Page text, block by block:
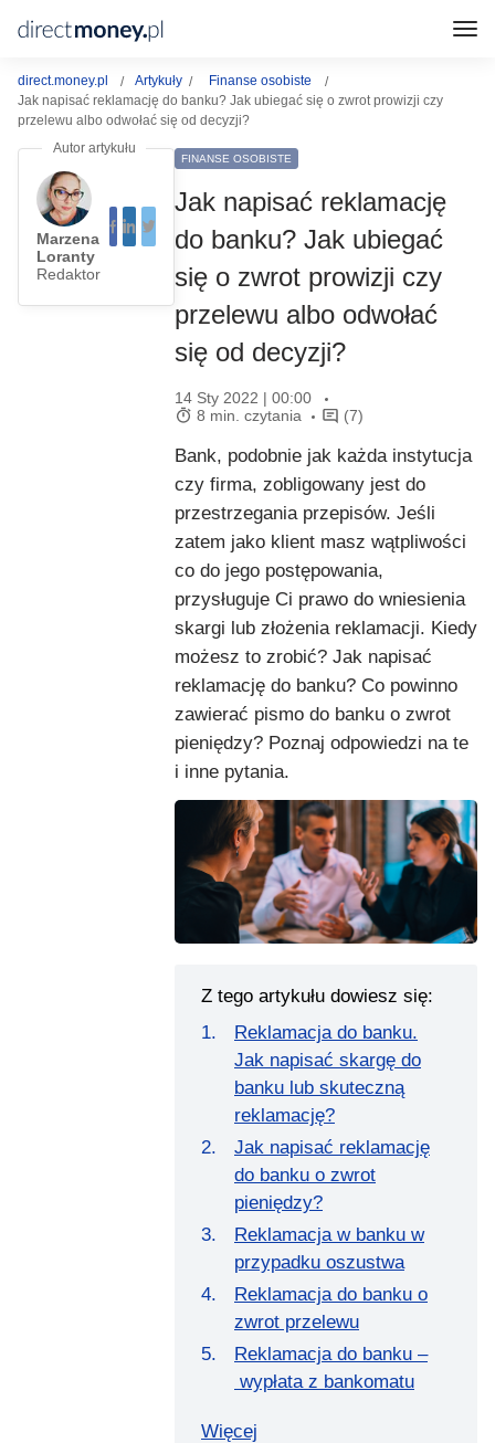
direct.money.pl Artykuły
Finanse osobiste
Jak napisać reklamację do banku? Jak ubiegać się o zwrot prowizji czy
przelewu albo odwołać się od decyzji?
Marzena
Loranty
Redaktor
FINANSE OSOBISTE
Jak napisać reklamację
do banku? Jak ubiegać
się o zwrot prowizji czy
przelewu albo odwołać
się od decyzji?
14 Sty 2022 | 00:00
8 min. czytania
(7)
Bank, podobnie jak każda instytucja
czy firma, zobligowany jest do
przestrzegania przepisów. Jeśli
zatem jako klient masz wątpliwości
co do jego postępowania,
przysługuje Ci prawo do wniesienia
skargi lub złożenia reklamacji. Kiedy
możesz to zrobić? Jak napisać
reklamację do banku? Co powinno
zawierać pismo do banku o zwrot
pieniędzy? Poznaj odpowiedzi na te
i inne pytania.
Z tego artykułu dowiesz się:
Reklamacja do banku.
Jak napisać skargę do
banku lub skuteczną
reklamację?
Jak napisać reklamację
do banku o zwrot
pieniędzy?
Reklamacja w banku w
przypadku oszustwa
Reklamacja do banku o
zwrot przelewu
Reklamacja do banku –
wypłata z bankomatu
Więcej